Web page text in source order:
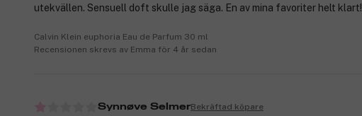
utekvällen. Sensuell doft skulle jag säga. En av mina favoriter helt klart!
Calvin Klein euphoria Eau de Parfum 30 ml
Recensionen skrevs av Emma för 4 år sedan
Synnøve SelmerBekräftad köpare